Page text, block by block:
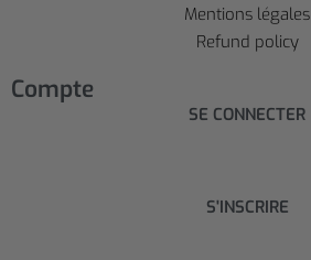
Mentions légales
Refund policy
Compte
SE CONNECTER
S'INSCRIRE